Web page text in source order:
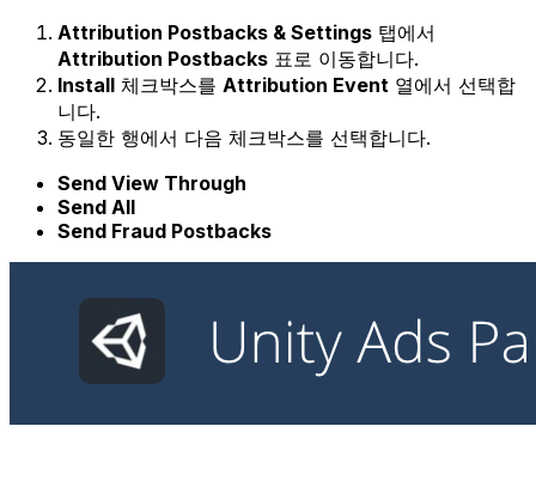
Attribution Postbacks & Settings 탭에서
Attribution Postbacks 표로 이동합니다.
Install 체크박스를 Attribution Event 열에서 선택합
니다.
동일한 행에서 다음 체크박스를 선택합니다.
Send View Through
Send All
Send Fraud Postbacks